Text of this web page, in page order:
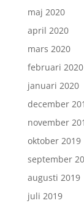
maj 2020
april 2020
mars 2020
februari 2020
januari 2020
december
november
oktober 2019
september
augusti 2019
juli 2019